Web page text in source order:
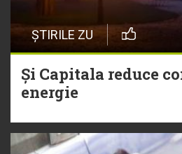
ȘTIRILE ZU
Și Capitala reduce
energie